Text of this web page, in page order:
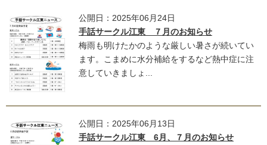
公開日：2025年06月24日
手話サークル江東 ７月のお知らせ
梅雨も明けたかのような厳しい暑さが続いてい
ます。こまめに水分補給をするなど熱中症に注
意していきましょ...
公開日：2025年06月13日
手話サークル江東 6月、７月のお知らせ